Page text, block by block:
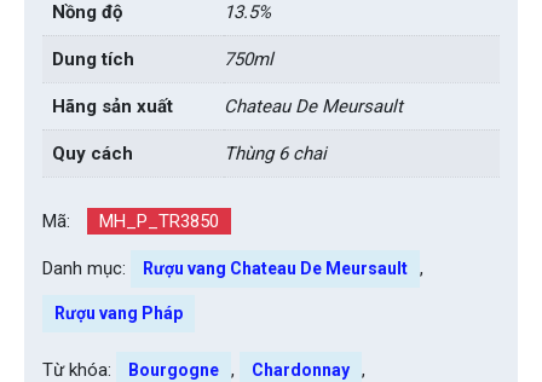
Nồng độ 13.5%
Dung tích 750ml
Hãng sản xuất Chateau De Meursault
Quy cách Thùng 6 chai
Mã: MH_P_TR3850
Danh mục: Rượu vang Chateau De Meursault ,
Rượu vang Pháp
Từ khóa: Bourgogne , Chardonnay ,